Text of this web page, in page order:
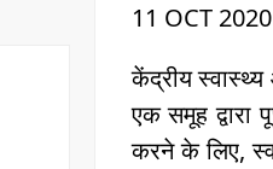
11 OCT
केंद्रीय
एक समूह
करने के लिए,